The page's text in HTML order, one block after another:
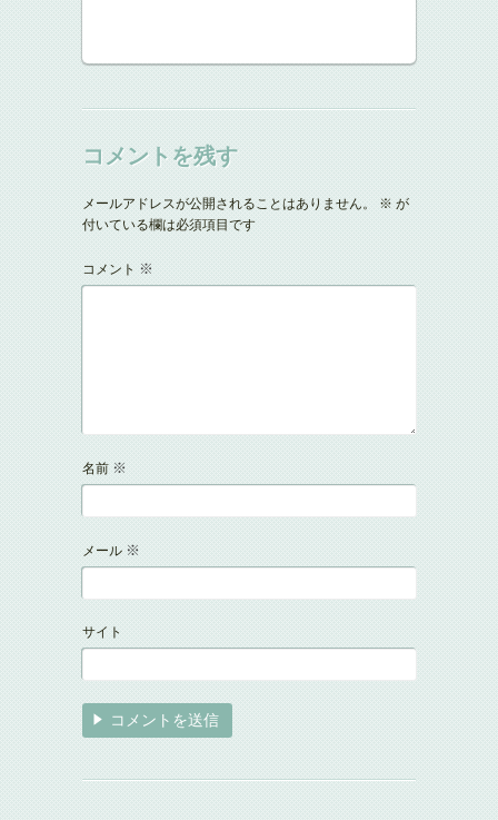
コメントを残す
メールアドレスが公開されることはありません。 ※ が
付いている欄は必須項目です
コメント ※
名前 ※
メール ※
サイト